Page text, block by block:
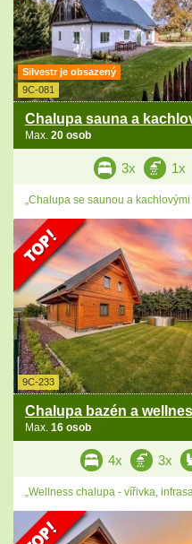
Silvestr je obsazený
9C-081
Chalupa sauna a
Max. 20 osob
3x 1x
„Chalupa se saunou a
9C-233
Chalupa bazén a
Max. 16 osob
4x 3x
„Wellness chalupa - vířivka,